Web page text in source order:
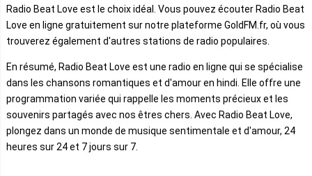
Radio Beat Love est le choix idéal. Vous pouvez écouter Radio Beat
Love en ligne gratuitement sur notre plateforme GoldFM.fr, où vous
trouverez également d'autres stations de radio populaires.
En résumé, Radio Beat Love est une radio en ligne qui se spécialise
dans les chansons romantiques et d'amour en hindi. Elle offre une
programmation variée qui rappelle les moments précieux et les
souvenirs partagés avec nos êtres chers. Avec Radio Beat Love,
plongez dans un monde de musique sentimentale et d'amour, 24
heures sur 24 et 7 jours sur 7.